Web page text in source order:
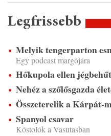
Legfrissebb
Melyik tengerparton
Egy podcast margójára
Hőkupola ellen
Nehéz a szőlősgazda
Összeterelik a Kárpát-
Spanyol csavar
Kóstolók a Vasutasban